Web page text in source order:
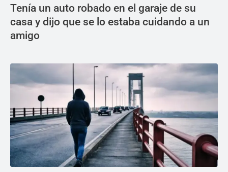
Tenía un auto robado en el garaje de su
casa y dijo que se lo estaba cuidando a un
amigo